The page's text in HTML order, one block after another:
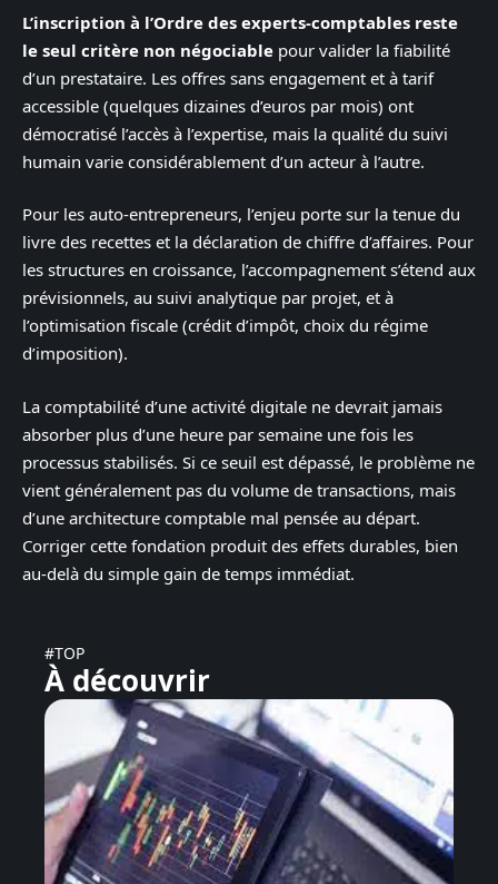
L’inscription à l’Ordre des experts-comptables reste
le seul critère non négociable pour valider la fiabilité
d’un prestataire. Les offres sans engagement et à tarif
accessible (quelques dizaines d’euros par mois) ont
démocratisé l’accès à l’expertise, mais la qualité du suivi
humain varie considérablement d’un acteur à l’autre.
Pour les auto-entrepreneurs, l’enjeu porte sur la tenue du
livre des recettes et la déclaration de chiffre d’affaires. Pour
les structures en croissance, l’accompagnement s’étend aux
prévisionnels, au suivi analytique par projet, et à
l’optimisation fiscale (crédit d’impôt, choix du régime
d’imposition).
La comptabilité d’une activité digitale ne devrait jamais
absorber plus d’une heure par semaine une fois les
processus stabilisés. Si ce seuil est dépassé, le problème ne
vient généralement pas du volume de transactions, mais
d’une architecture comptable mal pensée au départ.
Corriger cette fondation produit des effets durables, bien
au-delà du simple gain de temps immédiat.
#TOP
À découvrir